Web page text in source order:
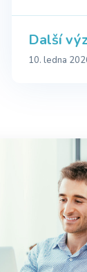
Další
10. ledna